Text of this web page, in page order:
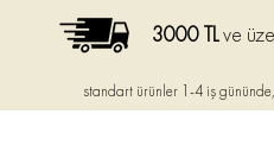
standart ürünler 1-4 iş
3000 TLve